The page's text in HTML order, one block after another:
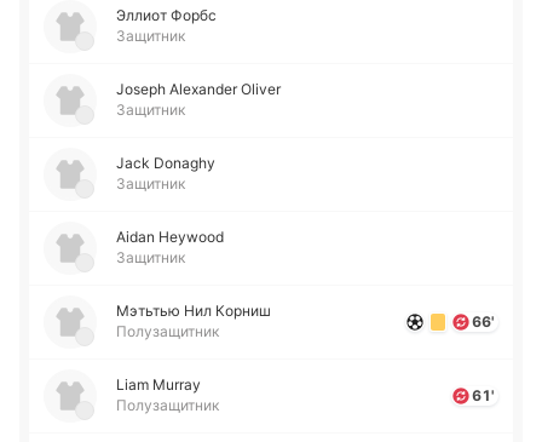
Эллиот Форбс
Защитник
Joseph Alexander Oliver
Защитник
Jack Donaghy
Защитник
Aidan Heywood
Защитник
Мэ­тьтью Нил Корниш
Полузащитник
66'
Liam Murray
Полузащитник
61'